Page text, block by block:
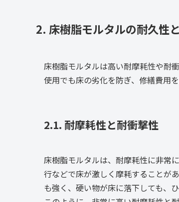
2. 床樹脂モルタルの耐久性
床樹脂モルタルは高い耐摩耗性や耐
使用でも床の劣化を防ぎ、修繕費用を
2.1. 耐摩耗性と耐衝撃性
床樹脂モルタルは、耐摩耗性に非常
行などで床が激しく摩耗することが
も強く、硬い物が床に落下しても、